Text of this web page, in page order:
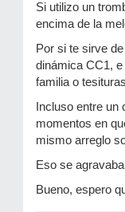
Si utilizo un
encima de la
Por si te sirve
dinámica CC1,
familia o
Incluso entre
momentos en
mismo arreglo
Eso se
Bueno, espero